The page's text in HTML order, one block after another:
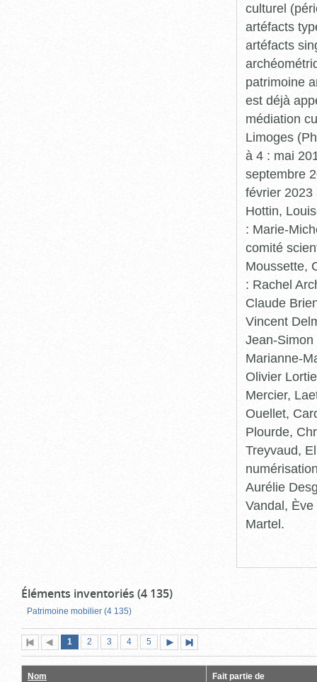
culturel
artéfacts
artéfacts
patrimoine
est déjà
médiation
Limoges
à 4 : mai
septembre
février 2023
Hottin,
: Marie-
comité
Moussette,
: Rachel
Claude
Vincent
Jean-
Marianne-
Olivier
Mercier,
Ouellet,
Plourde,
Treyvaud,
Aurélie
Vandal,
Martel.
Éléments inventoriés (4 135)
Patrimoine mobilier (4 135)
Première
page
Page
précédente
Page
1 (page
actuelle)
Page
2 Page
3 Page
4 Page
5
suivante
page
Nom Fait partie de